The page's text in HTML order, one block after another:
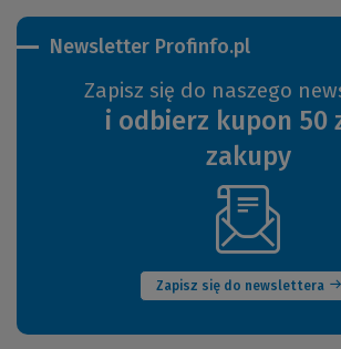
Newsletter Profinfo.pl
Zapisz się do naszego
i odbierz kupon 50
zakupy
Zapisz się do newslettera
(Nowe
okno)